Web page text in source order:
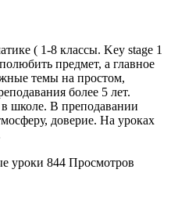
( 1-8 классы. Key stage 1
предмет, а главное
темы на простом,
более 5 лет.
школе. В преподавании
доверие. На уроках
уроки 844 Просмотров